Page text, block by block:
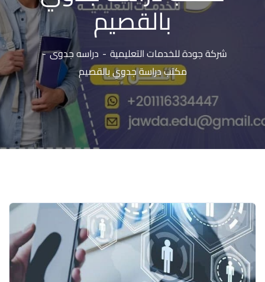
بالقصيم
شركة جودة للخدمات التعليمية
دراسه جدوى
مكتب دراسة جدوي بالقصيم